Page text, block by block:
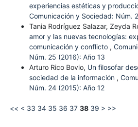
experiencias estéticas y
Comunicación y Sociedad: Núm.
Tania Rodríguez Salazar, Zeyda
amor y las nuevas tecnologías:
comunicación y conflicto ,
Núm. 25 (2016): Año 13
Arturo Rico Bovio, Un filosofar
sociedad de la información ,
Núm. 24 (2015): Año 12
<< < 33 34 35 36 37 38 39 > >>